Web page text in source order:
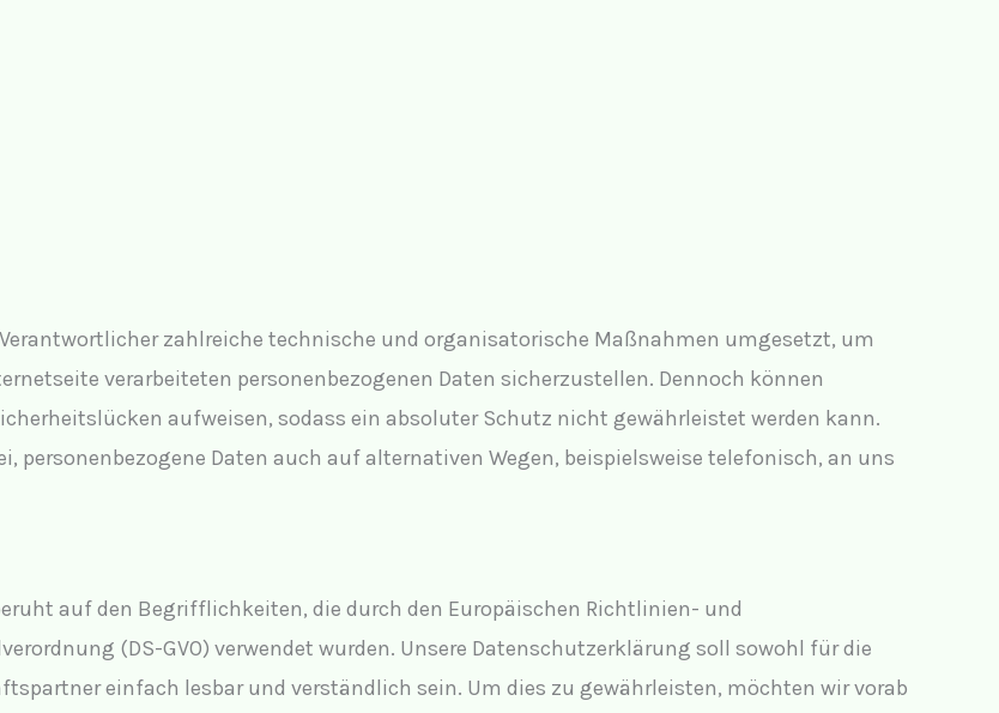
zahlreiche technische und organisatorische Maßnahmen umgesetzt, um
verarbeiteten personenbezogenen Daten sicherzustellen. Dennoch können
aufweisen, sodass ein absoluter Schutz nicht gewährleistet werden kann.
personenbezogene Daten auch auf alternativen Wegen, beispielsweise telefonisch, an uns
auf den Begrifflichkeiten, die durch den Europäischen Richtlinien- und
(DS-GVO) verwendet wurden. Unsere Datenschutzerklärung soll sowohl für die
einfach lesbar und verständlich sein. Um dies zu gewährleisten, möchten wir vorab